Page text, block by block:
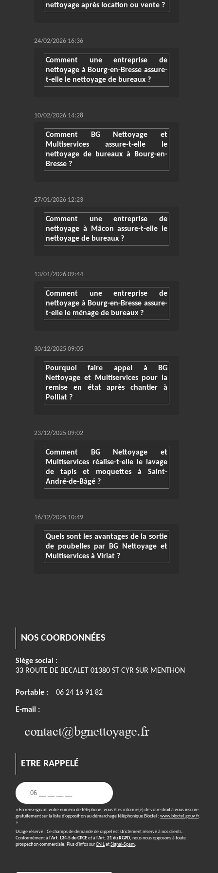
nettoyage après location ou vente ?
24/02/2026 16:36
Comment une entreprise de
nettoyage à Bourg-en-Bresse assure-
t-elle le nettoyage de bureaux ?
10/02/2026 14:28
Comment BG Nettoyage et
Multiservices assure-t-elle le
nettoyage de bureaux à Bourg-en-
Bresse ?
27/01/2026 12:23
Comment une entreprise de
nettoyage à Mâcon assure-t-elle le
nettoyage de bureaux ?
13/01/2026 09:44
Comment une entreprise de
nettoyage à Bourg-en-Bresse assure-
t-elle le ménage de bureaux ?
30/12/2025 09:05
Pourquoi faire appel à BG
Nettoyage et Multiservices pour la
remise en état après chantier à
Polliat ?
23/12/2025 09:02
Comment BG Nettoyage et
Multiservices réalise-t-elle le lavage
de tapis et moquettes à Saint-
André-de-Bâgé ?
16/12/2025 10:49
Quels sont les avantages de la sortie
de poubelles par BG Nettoyage et
Multiservices à Viriat ?
NOS COORDONNÉES
Siège social :
33 ROUTE DE BECALET 01380 ST CYR SUR MENTHON
Portable : 06 24 16 91 82
E-mail :
ETRE RAPPELÉ
« En renseignant votre numéro de téléphone, vous êtes informé(e) de votre droit à vous inscrire
gratuitement sur la liste d'opposition au démarchage téléphonique Bloctel :www.bloctel.gouv.fr.
»
Usage réservé : Ce champs de demande de rappel est strictement réservé à nos clients.
Conformément à l'Art. L34-5 du CPCEet à l'Art. 21 du RGPD, nous nous opposons à toute
prospection commerciale. Plus d'infos surCNILetSignal-Spam.